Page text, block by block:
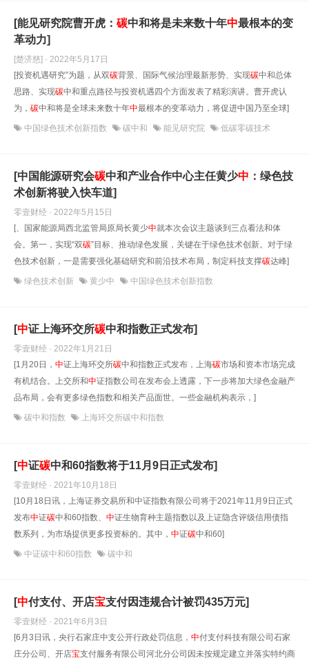
[能见研究院曹开虎： 碳中和将是未来数十年中最根本的变
革动力]
[楚济慈] · 2022年5月17日
[投资机遇研究”为题，从双碳背景、国际气候治理最新形势、实现碳中和总体
思路、实现碳中和重点路径与投资机遇四个方面发表了精彩演讲。曹开虎认
为， 碳中和将是全球未来数十年中最根本的变革动力，将促进中国乃至全球]
中国绿色技术创新指数 碳中和 能见研究院 低碳零碳技术
[中国能源研究会碳中和产业合作中心主任黄少中 ：绿色技
术创新将驶入快车道]
零壹财经 · 2022年5月15日
[、国家能源局西北监管局原局长黄少中就本次会议主题谈到三点看法和体
会。第一，实现“双碳”目标、推动绿色发展，关键在于绿色技术创新。对于绿
色技术创新，一是需要强化基础研究和前沿技术布局，制定科技支撑碳达峰]
绿色技术创新 黄少中 中国绿色技术创新指数
[中证上海环交所碳中和指数正式发布]
零壹财经 · 2022年1月21日
[1月20日， 中证上海环交所碳中和指数正式发布，上海碳市场和资本市场完成
有机结合。上交所和中证指数公司在发布会上透露，下一步将加大绿色金融产
品布局，会有更多绿色指数和相关产品面世。一些金融机构表示，]
碳中和指数 上海环交所碳中和指数
[中证碳中和60指数将于11月9日正式发布]
零壹财经 · 2021年10月18日
[10月18日讯，上海证券交易所和中证指数有限公司将于2021年11月9日正式
发布中证碳中和60指数、 中证生物育种主题指数以及上证隐含评级信用债指
数系列，为市场提供更多投资标的。其中， 中证碳中和60]
中证碳中和60指数 碳中和
[中付支付、开店宝支付因违规合计被罚435万元]
零壹财经 · 2021年6月3日
[6月3日讯，央行石家庄中支公开行政处罚信息， 中付支付科技有限公司石家
庄分公司、开店宝支付服务有限公司河北分公司因未按规定建立并落实特约商